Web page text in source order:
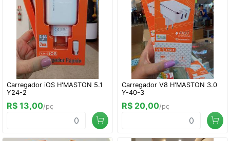
Carregador iOS H'MASTON 5.1
Y24-2
R$ 13,00/pç
Carregador V8 H'MASTON 3.0
Y-40-3
R$ 20,00/pç